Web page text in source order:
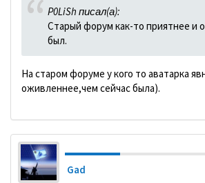
P0LiSh писал(а):
Старый форум как-то приятнее и
был.
На старом форуме у кого то аватарка
оживленнее,чем сейчас была).
Gad